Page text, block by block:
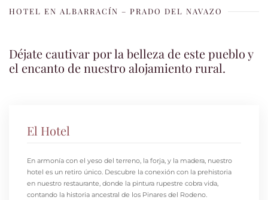
HOTEL EN ALBARRACÍN – PRADO DEL NAVAZO
Déjate cautivar por la belleza de este pueblo y
el encanto de nuestro alojamiento rural.
El Hotel
En armonía con el yeso del terreno, la forja, y la madera, nuestro
hotel es un retiro único. Descubre la conexión con la prehistoria
en nuestro restaurante, donde la pintura rupestre cobra vida,
contando la historia ancestral de los Pinares del Rodeno.